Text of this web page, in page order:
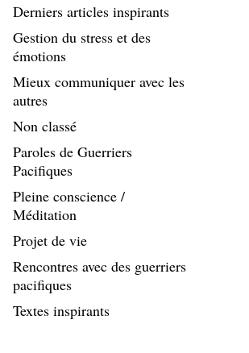
Derniers articles inspirants
Gestion du stress et des
émotions
Mieux communiquer avec les
autres
Non classé
Paroles de Guerriers
Pacifiques
Pleine conscience /
Méditation
Projet de vie
Rencontres avec des guerriers
pacifiques
Textes inspirants